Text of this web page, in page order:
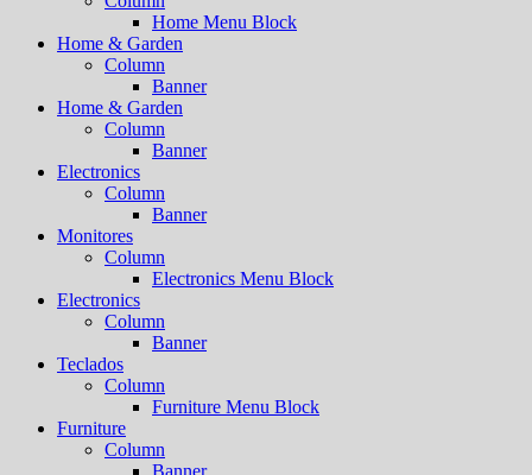
Home Menu Block
Home & Garden
Column
Banner
Home & Garden
Column
Banner
Electronics
Column
Banner
Monitores
Column
Electronics Menu Block
Electronics
Column
Banner
Teclados
Column
Furniture Menu Block
Furniture
Column
Banner